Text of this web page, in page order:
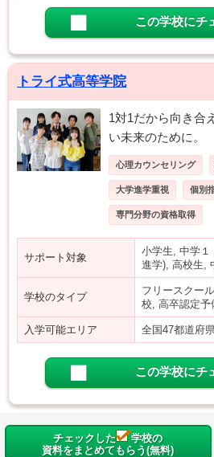
この学校にチ
トライ式高等学院
1対1だから向き合
い未来のために。
心理カウンセリング
大学進学重視 個別
専門分野の資格取得
サポート対象
小学生, 中学１
進学), 高校生,
学校のタイプ
フリースクー
校, 高卒認定予
入学可能エリア 全国47都道府
この学校にチ
チェックした
学校の
資料をまとめてもらう(無料)